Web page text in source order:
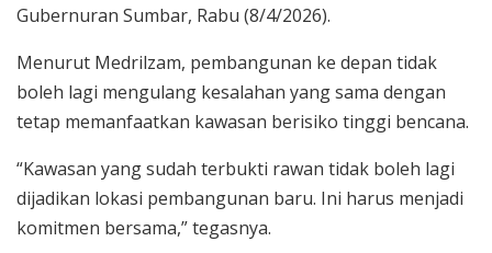
Gubernuran Sumbar, Rabu (8/4/2026).
Menurut Medrilzam, pembangunan ke depan tidak
boleh lagi mengulang kesalahan yang sama dengan
tetap memanfaatkan kawasan berisiko tinggi bencana.
“Kawasan yang sudah terbukti rawan tidak boleh lagi
dijadikan lokasi pembangunan baru. Ini harus menjadi
komitmen bersama,” tegasnya.